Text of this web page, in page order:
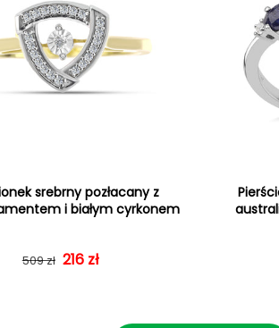
srebrny pozłacany z
i białym cyrkonem
Cena regularna
509 zł Cena sprzedaży
216 zł